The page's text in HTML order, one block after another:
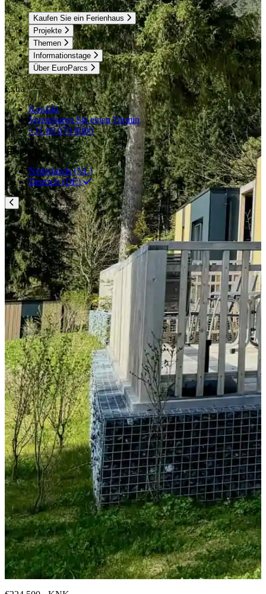
Kaufen Sie ein Ferienhaus
Projekte
Themen
Informationstage
Über EuroParcs
Extra
Kontakt
Vereinbaren Sie einen Termin
+31 88 070 8000
Sprache
Nederlands (NL)
Deutsch (DE)